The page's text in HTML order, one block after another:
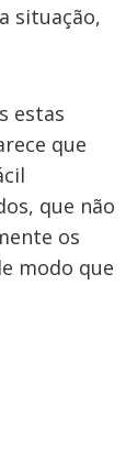
situação,
estas
que
que não
os
modo que